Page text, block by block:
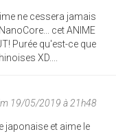
ne cessera jamais
cet ANIME
Purée qu'est-ce que
XD....
19/05/2019 à 21h48
japonaise et aime le